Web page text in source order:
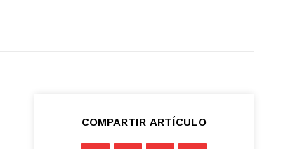
COMPARTIR ARTÍCULO